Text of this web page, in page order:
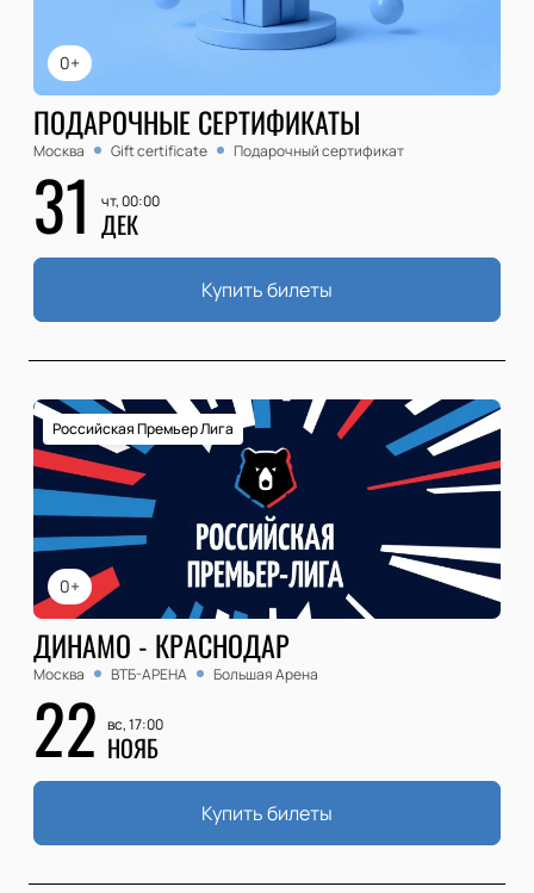
0+
ПОДАРОЧНЫЕ СЕРТИФИКАТЫ
Москва Gift certificate Подарочный сертификат
31 чт, 00:00
ДЕК
Купить билеты
0+
Российская Премьер Лига
ДИНАМО - КРАСНОДАР
Москва ВТБ-АРЕНА Большая Арена
22 вс, 17:00
НОЯБ
Купить билеты